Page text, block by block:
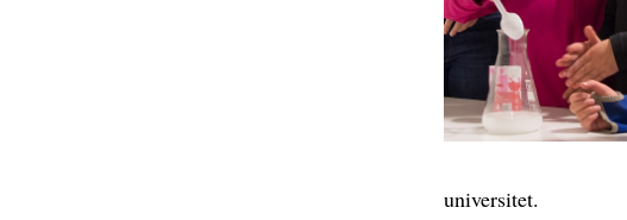
universitet.